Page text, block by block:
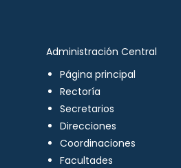
Administración Central
Página principal
Rectoría
Secretarios
Direcciones
Coordinaciones
Facultades